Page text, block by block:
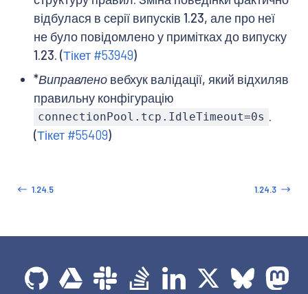
відбулася в серії випусків 1.23, але про неї
не було повідомлено у примітках до випуску
1.23. (Тікет #53949)
*Виправленовебхук валідації, який відхиляв
правильну конфігурацію
connectionPool.tcp.IdleTimeout=0s .
(Тікет #55409)
1.24.5 1.24.3